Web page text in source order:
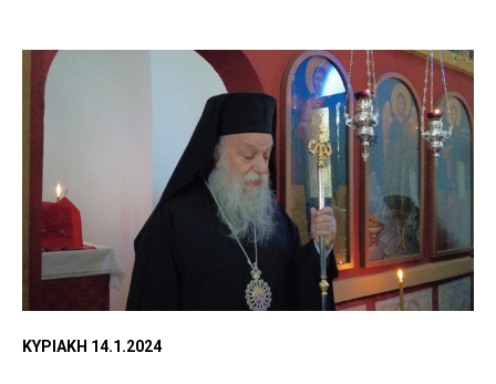
KΥΡΙΑΚΗ 14.1.2024